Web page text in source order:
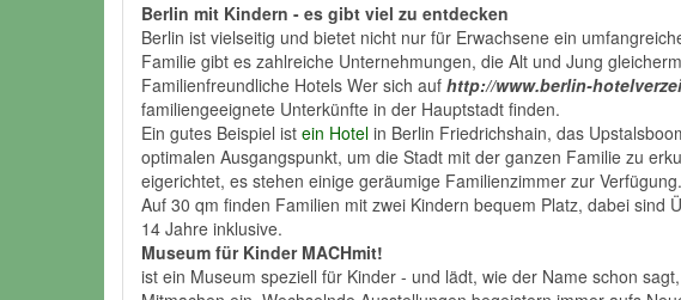
Berlin mit Kindern - es gibt viel zu entdecken
Berlin ist vielseitig und bietet nicht nur für Erwachsene ein
Familie gibt es zahlreiche Unternehmungen, die Alt und Jung
Familienfreundliche Hotels Wer sich auf http://www.berlin-
familiengeeignete Unterkünfte in der Hauptstadt finden.
Ein gutes Beispiel ist ein Hotel in Berlin Friedrichshain, das
optimalen Ausgangspunkt, um die Stadt mit der ganzen Familie zu
eigerichtet, es stehen einige geräumige Familienzimmer zur Verfügung.
Auf 30 qm finden Familien mit zwei Kindern bequem Platz, dabei sind
14 Jahre inklusive.
Museum für Kinder MACHmit!
ist ein Museum speziell für Kinder - und lädt, wie der Name schon